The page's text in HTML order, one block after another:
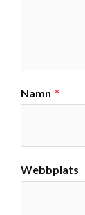
Namn *
Webbplats